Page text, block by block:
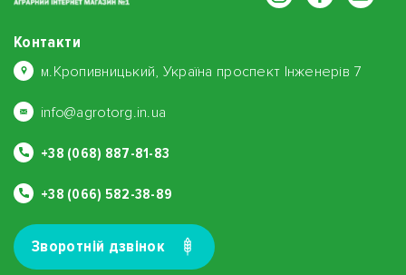
Контакти
м.Кропивницький, Україна проспект Інженерів 7
info@agrotorg.in.ua
+38 (068) 887-81-83
+38 (066) 582-38-89
Зворотнiй дзвiнок